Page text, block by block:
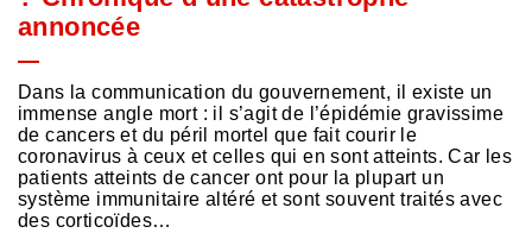
annoncée
Dans la communication du gouvernement, il existe un
immense angle mort : il s’agit de l’épidémie gravissime
de cancers et du péril mortel que fait courir le
coronavirus à ceux et celles qui en sont atteints. Car les
patients atteints de cancer ont pour la plupart un
système immunitaire altéré et sont souvent traités avec
des corticoïdes…